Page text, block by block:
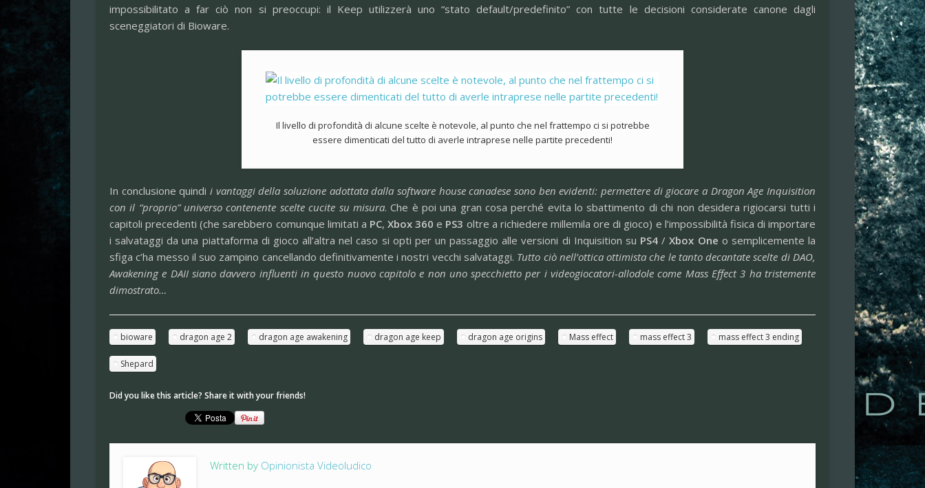
impossibilitato a far ciò non si preoccupi: il Keep utilizzerà uno “stato default/predefinito” con tutte le decisioni considerate canone dagli
sceneggiatori di Bioware.
Il livello di profondità di alcune scelte è notevole, al punto che nel frattempo ci si potrebbe
essere dimenticati del tutto di averle intraprese nelle partite precedenti!
In conclusione quindi i vantaggi della soluzione adottata dalla software house canadese sono ben evidenti: permettere di giocare a Dragon Age Inquisition
con il “proprio” universo contenente scelte cucite su misura. Che è poi una gran cosa perché evita lo sbattimento di chi non desidera rigiocarsi tutti i
capitoli precedenti (che sarebbero comunque limitati a PC,Xbox 360 e PS3 oltre a richiedere millemila ore di gioco) e l’impossibilità fisica di importare
i salvataggi da una piattaforma di gioco all’altra nel caso si opti per un passaggio alle versioni di Inquisition su PS4 /Xbox One o semplicemente la
sfiga c’ha messo il suo zampino cancellando definitivamente i nostri vecchi salvataggi. Tutto ciò nell’ottica ottimista che le tanto decantate scelte di DAO,
Awakening e DAII siano davvero influenti in questo nuovo capitolo e non uno specchietto per i videogiocatori-allodole come Mass Effect 3 ha tristemente
dimostrato…
bioware dragon age 2 dragon age awakening dragon age keep dragon age origins Mass effect mass effect 3 mass effect 3 ending
Shepard
Did you like this article? Share it with your friends!
Written by Opinionista Videoludico